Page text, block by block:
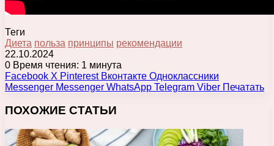
Теги
Диета польза принципы рекомендации
22.10.2024
0 Время чтения: 1 минута
Facebook X Pinterest Вконтакте Одноклассники
Messenger Messenger WhatsApp Telegram Viber Печатать
ПОХОЖИЕ СТАТЬИ